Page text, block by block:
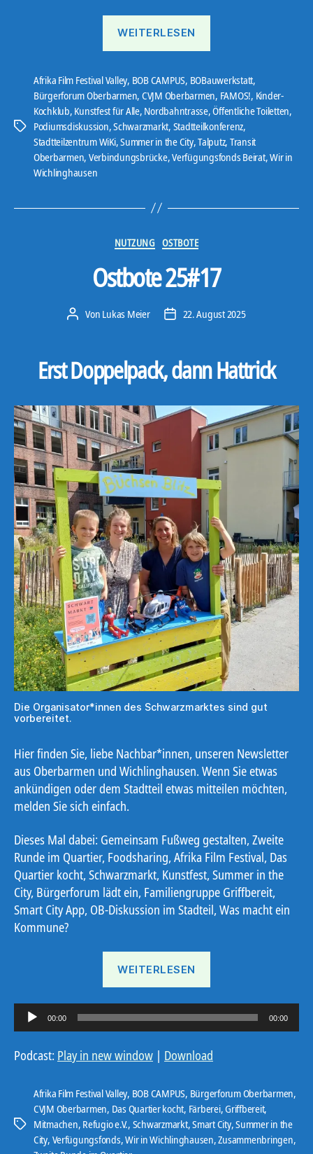
WEITERLESEN
Schlagwörter
Afrika Film Festival Valley, BOB CAMPUS, BOBauwerkstatt,
Bürgerforum Oberbarmen, CVJM Oberbarmen, FAMOS!, Kinder-
Kochklub, Kunstfest für Alle, Nordbahntrasse,Öffentliche Toiletten,
Podiumsdiskussion,Schwarzmarkt, Stadtteilkonferenz,
Stadtteilzentrum WiKi,Summer in the City,Talputz, Transit
Oberbarmen, Verbindungsbrücke,Verfügungsfonds Beirat,Wir in
Wichlinghausen
Kategorien
NUTZUNG OSTBOTE
Ostbote 25#17
Beitragsautor
Von Lukas Meier Veröffentlichungsdatum
22. August 2025
Erst Doppelpack, dann Hattrick
Die Organisator*innen des Schwarzmarktes sind gut
vorbereitet.
Hier finden Sie, liebe Nachbar*innen, unseren Newsletter
aus Oberbarmen und Wichlinghausen. Wenn Sie etwas
ankündigen oder dem Stadtteil etwas mitteilen möchten,
melden Sie sich einfach.
Dieses Mal dabei: Gemeinsam Fußweg gestalten, Zweite
Runde im Quartier, Foodsharing, Afrika Film Festival, Das
Quartier kocht, Schwarzmarkt, Kunstfest, Summer in the
City, Bürgerforum lädt ein, Familiengruppe Griffbereit,
Smart City App, OB-Diskussion im Stadteil, Was macht ein
Kommune?
WEITERLESEN
u
d
P
00:00 00:00
Podcast: Play in new window | Download
Schlagwörter
Afrika Film Festival Valley, BOB CAMPUS, Bürgerforum Oberbarmen,
CVJM Oberbarmen, Das Quartier kocht, Färberei,Griffbereit,
Mitmachen, Refugio e.V., Schwarzmarkt,Smart City,Summer in the
City, Verfügungsfonds,Wir in Wichlinghausen,Zusammenbringen,